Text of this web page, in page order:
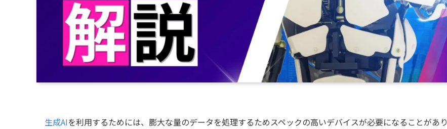
生成AIを利用するためには、膨大な量のデータを処理するためスペックの高いデバイスが必要になることがあり